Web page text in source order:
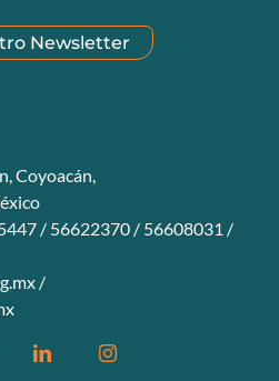
Newsletter
Coyoacán,
/ 56622370 / 56608031 /
/
LinkedinInstagram